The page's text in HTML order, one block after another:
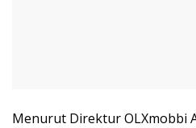
Menurut Direktur OLXmobbi